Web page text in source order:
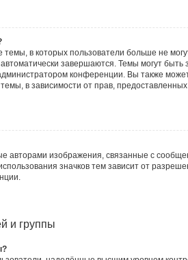
в которых пользователи больше не
завершаются. Темы могут
конференции. Вы также
в зависимости от прав,
авторами изображения, связанные с
значков тем зависит от
и группы